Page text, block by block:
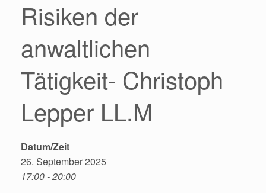
Risiken der
anwaltlichen
Tätigkeit- Christoph
Lepper LL.M
Datum/Zeit
26. September 2025
17:00 - 20:00